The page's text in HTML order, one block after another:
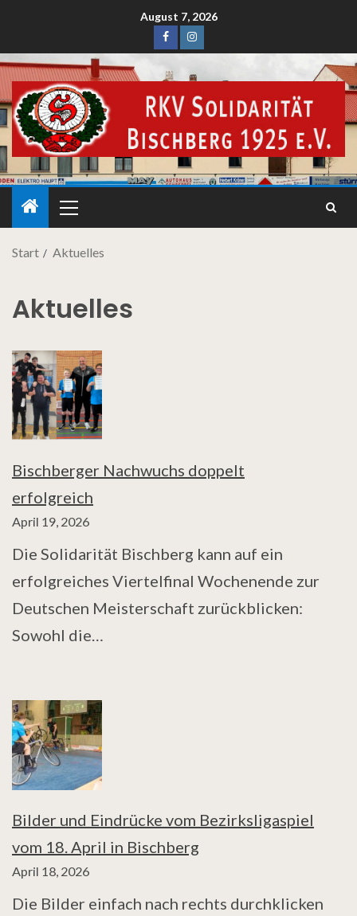
August 7, 2026
Start Aktuelles
Aktuelles
Bischberger Nachwuchs doppelt
erfolgreich
April 19, 2026
Die Solidarität Bischberg kann auf ein
erfolgreiches Viertelfinal Wochenende zur
Deutschen Meisterschaft zurückblicken:
Sowohl die…
Bilder und Eindrücke vom Bezirksligaspiel
vom 18. April in Bischberg
April 18, 2026
Die Bilder einfach nach rechts durchklicken